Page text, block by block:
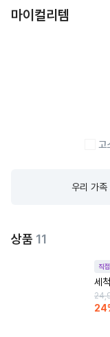
마이컬리템
고
우리 가족
상품 11
직
세
24